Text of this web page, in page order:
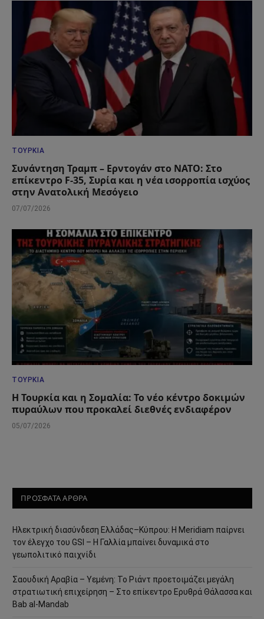
ΤΟΥΡΚΊΑ
Συνάντηση Τραμπ – Ερντογάν στο ΝΑΤΟ: Στο
επίκεντρο F-35, Συρία και η νέα ισορροπία ισχύος
στην Ανατολική Μεσόγειο
07/07/2026
ΤΟΥΡΚΊΑ
Η Τουρκία και η Σομαλία: Το νέο κέντρο δοκιμών
πυραύλων που προκαλεί διεθνές ενδιαφέρον
05/07/2026
ΠΡΟΣΦΑΤΑ ΑΡΘΡΑ
Ηλεκτρική διασύνδεση Ελλάδας–Κύπρου: Η Meridiam παίρνει
τον έλεγχο του GSI – Η Γαλλία μπαίνει δυναμικά στο
γεωπολιτικό παιχνίδι
Σαουδική Αραβία – Υεμένη: Το Ριάντ προετοιμάζει μεγάλη
στρατιωτική επιχείρηση – Στο επίκεντρο Ερυθρά Θάλασσα και
Bab al-Mandab